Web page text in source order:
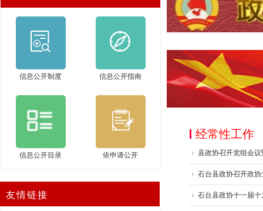
信息公开制度 信息公开指南
信息公开目录 依申请公开
经常性工作
县政协召开党组会
石台县政协召开政
习（扩大）会议及
石台县政协十一届
友情链接
石台县人民政府
安徽省政协